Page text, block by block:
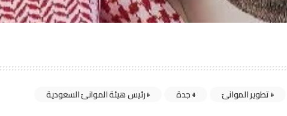
تطوير الموانئ جدة رئيس هيئة الموانئ السعودية